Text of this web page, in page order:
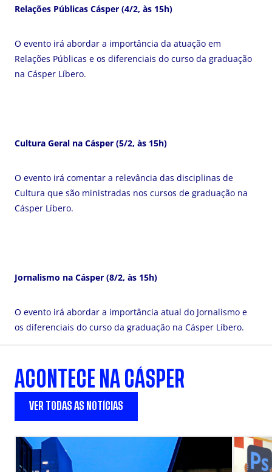
Relações Públicas Cásper (4/2, às 15h)
O evento irá abordar a importância da atuação em
Relações Públicas e os diferenciais do curso da graduação
na Cásper Líbero.
Cultura Geral na Cásper (5/2, às 15h)
O evento irá comentar a relevância das disciplinas de
Cultura que são ministradas nos cursos de graduação na
Cásper Líbero.
Jornalismo na Cásper (8/2, às 15h)
O evento irá abordar a importância atual do Jornalismo e
os diferenciais do curso da graduação na Cásper Líbero.
ACONTECE NA CÁSPER
VER TODAS AS NOTÍCIAS